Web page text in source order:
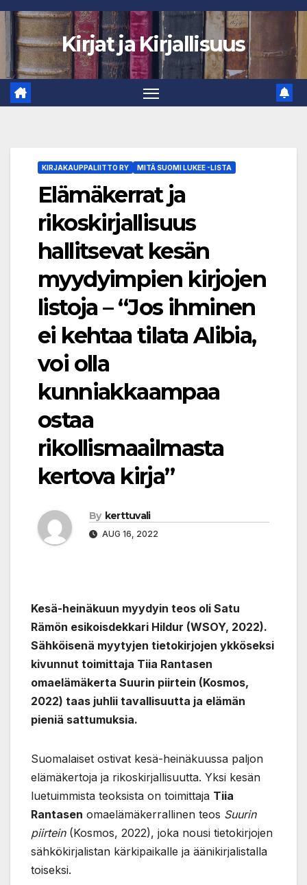
Skip
content
Kirjat ja Kirjallisuus
KIRJAKAUPPALIITTO RY MITÄ SUOMI LUKEE -LISTA
Elämäkerrat ja
rikoskirjallisuus
hallitsevat kesän
myydyimpien kirjojen
listoja – “Jos ihminen
ei kehtaa tilata Alibia,
voi olla
kunniakkaampaa
ostaa
rikollismaailmasta
kertova kirja”
By kerttuvali
AUG 16, 2022
Kesä-heinäkuun myydyin teos oli Satu
Rämön esikoisdekkari Hildur (WSOY, 2022).
Sähköisenä myytyjen tietokirjojen ykköseksi
kivunnut toimittaja Tiia Rantasen
omaelämäkerta Suurin piirtein (Kosmos,
2022) taas juhlii tavallisuutta ja elämän
pieniä sattumuksia.
Suomalaiset ostivat kesä-heinäkuussa paljon
elämäkertoja ja rikoskirjallisuutta. Yksi kesän
luetuimmista teoksista on toimittaja Tiia
Rantasen omaelämäkerrallinen teos Suurin
piirtein(Kosmos, 2022), joka nousi tietokirjojen
sähkökirjalistan kärkipaikalle ja äänikirjalistalla
toiseksi.